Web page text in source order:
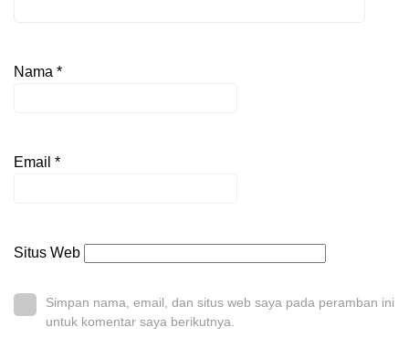
Nama *
Email *
Situs Web
Simpan nama, email, dan situs web saya pada peramban ini
untuk komentar saya berikutnya.